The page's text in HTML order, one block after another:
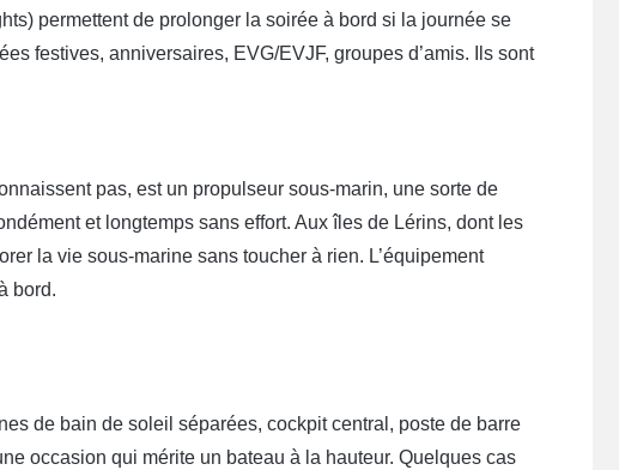
permettent de prolonger la soirée à bord si la journée se
festives, anniversaires, EVG/EVJF, groupes d’amis. Ils sont
pas, est un propulseur sous-marin, une sorte de
et longtemps sans effort. Aux îles de Lérins, dont les
la vie sous-marine sans toucher à rien. L’équipement
bord.
de bain de soleil séparées, cockpit central, poste de barre
occasion qui mérite un bateau à la hauteur. Quelques cas